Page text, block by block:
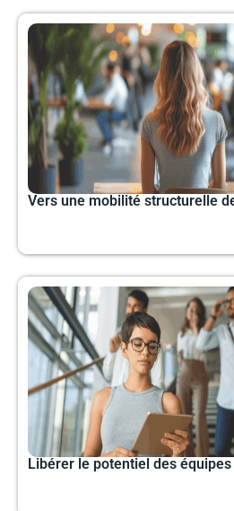
Vers une mobilité structurelle
Libérer le potentiel des